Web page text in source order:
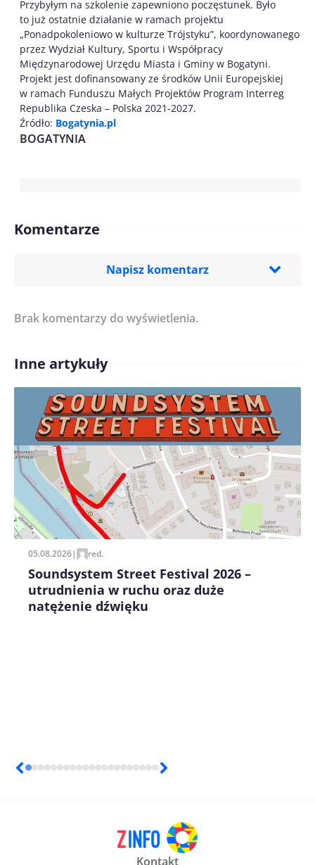
Przybyłym na szkolenie zapewniono poczęstunek. Było
to już ostatnie działanie w ramach projektu
„Ponadpokoleniowo w kulturze Trójstyku”, koordynowanego
przez Wydział Kultury, Sportu i Współpracy
Międzynarodowej Urzędu Miasta i Gminy w Bogatyni.
Projekt jest dofinansowany ze środków Unii Europejskiej
w ramach Funduszu Małych Projektów Program Interreg
Republika Czeska – Polska 2021-2027.
Źródło: Bogatynia.pl
BOGATYNIA
Komentarze
Napisz komentarz
Treść komentarza*
Imię/ Nick*
Zapamiętaj moje dane w tej przeglądarce podczas
pisania kolejnych komentarzy.
Brak komentarzy do wyświetlenia.
Inne artykuły
05.08.2026| red.
Soundsystem Street Festival 2026 –
utrudnienia w ruchu oraz duże
natężenie dźwięku
Kontakt